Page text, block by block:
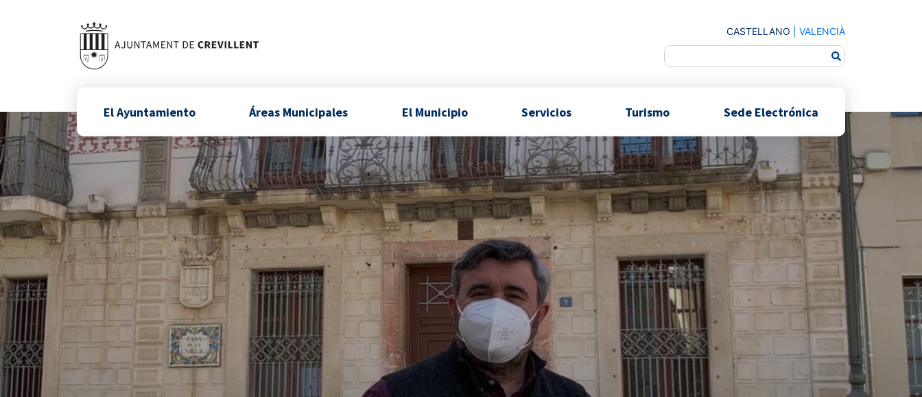
CASTELLANO VALENCIÀ
El Ayuntamiento Áreas Municipales El Municipio Servicios Turismo Sede Electrónica